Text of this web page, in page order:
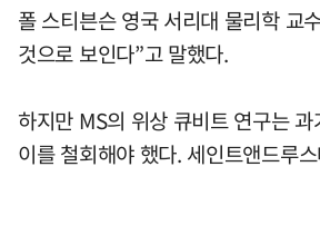
폴 스티븐슨 영국 서리대 물리학 교
것으로 보인다”고 말했다.
하지만 MS의 위상 큐비트 연구는
이를 철회해야 했다. 세인트앤드루